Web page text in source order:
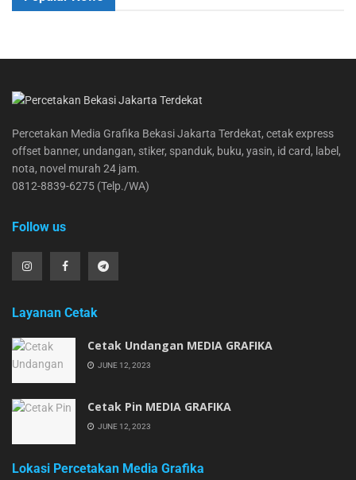
Percetakan Media Grafika Bekasi Jakarta Terdekat, cetak express
offset banner, undangan, stiker, spanduk, buku, yasin, id card, label,
nota, novel murah 24 jam.
0812-8839-6275 (Telp./WA)
Follow us
Layanan Cetak
Cetak Undangan MEDIA GRAFIKA
JUNE 12, 2023
Cetak Pin MEDIA GRAFIKA
JUNE 12, 2023
Lokasi Percetakan Media Grafika